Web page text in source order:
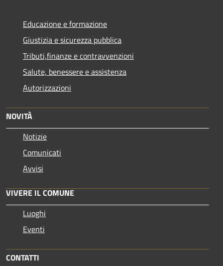
Educazione e formazione
Giustizia e sicurezza pubblica
Tributi,finanze e contravvenzioni
Salute, benessere e assistenza
Autorizzazioni
NOVITÀ
Notizie
Comunicati
Avvisi
VIVERE IL COMUNE
Luoghi
Eventi
CONTATTI